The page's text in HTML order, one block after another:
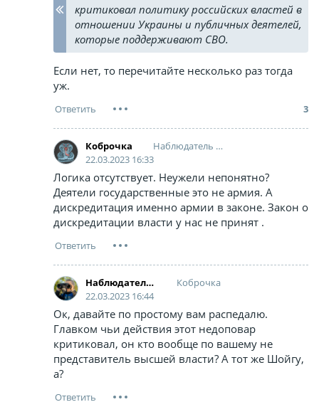
критиковал политику российских властей в
отношении Украины и публичных деятелей,
которые поддерживают СВО.
Если нет, то перечитайте несколько раз тогда
уж.
3
Коброчка
Наблюдатель за наблюдающими
22.03.2023 16:33
Логика отсутствует. Неужели непонятно?
Деятели государственные это не армия. А
дискредитация именно армии в законе. Закон о
дискредитации власти у нас не принят .
Наблюдатель за наблюдающими
Коброчка
22.03.2023 16:44
Ок, давайте по простому вам распедалю.
Главком чьи действия этот недоповар
критиковал, он кто вообще по вашему не
представитель высшей власти? А тот же Шойгу,
а?